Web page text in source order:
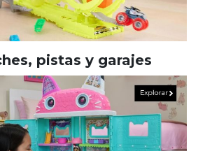
pistas y garajes